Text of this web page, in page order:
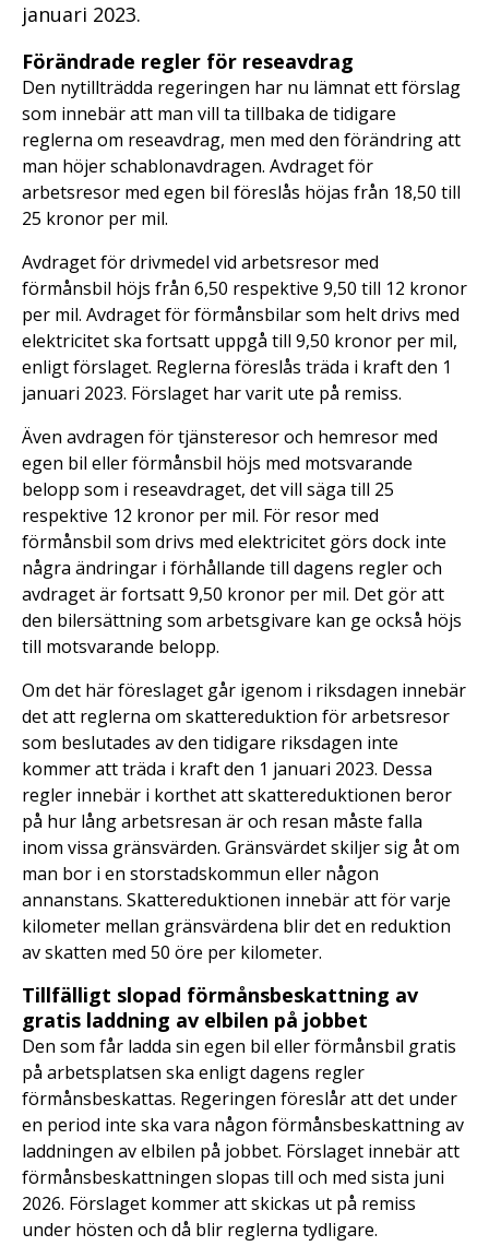
januari 2023.
Förändrade regler för reseavdrag
Den nytillträdda regeringen har nu lämnat ett förslag
som innebär att man vill ta tillbaka de tidigare
reglerna om reseavdrag, men med den förändring att
man höjer schablonavdragen. Avdraget för
arbetsresor med egen bil föreslås höjas från 18,50 till
25 kronor per mil.
Avdraget för drivmedel vid arbetsresor med
förmånsbil höjs från 6,50 respektive 9,50 till 12 kronor
per mil. Avdraget för förmånsbilar som helt drivs med
elektricitet ska fortsatt uppgå till 9,50 kronor per mil,
enligt förslaget. Reglerna föreslås träda i kraft den 1
januari 2023. Förslaget har varit ute på remiss.
Även avdragen för tjänsteresor och hemresor med
egen bil eller förmånsbil höjs med motsvarande
belopp som i reseavdraget, det vill säga till 25
respektive 12 kronor per mil. För resor med
förmånsbil som drivs med elektricitet görs dock inte
några ändringar i förhållande till dagens regler och
avdraget är fortsatt 9,50 kronor per mil. Det gör att
den bilersättning som arbetsgivare kan ge också höjs
till motsvarande belopp.
Om det här föreslaget går igenom i riksdagen innebär
det att reglerna om skattereduktion för arbetsresor
som beslutades av den tidigare riksdagen inte
kommer att träda i kraft den 1 januari 2023. Dessa
regler innebär i korthet att skattereduktionen beror
på hur lång arbetsresan är och resan måste falla
inom vissa gränsvärden. Gränsvärdet skiljer sig åt om
man bor i en storstadskommun eller någon
annanstans. Skattereduktionen innebär att för varje
kilometer mellan gränsvärdena blir det en reduktion
av skatten med 50 öre per kilometer.
Tillfälligt slopad förmånsbeskattning av
gratis laddning av elbilen på jobbet
Den som får ladda sin egen bil eller förmånsbil gratis
på arbetsplatsen ska enligt dagens regler
förmånsbeskattas. Regeringen föreslår att det under
en period inte ska vara någon förmånsbeskattning av
laddningen av elbilen på jobbet. Förslaget innebär att
förmånsbeskattningen slopas till och med sista juni
2026. Förslaget kommer att skickas ut på remiss
under hösten och då blir reglerna tydligare.